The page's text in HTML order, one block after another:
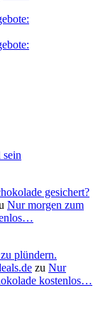
gesichert?
Nur morgen zum
plündern.
zu Nur
kostenlos…